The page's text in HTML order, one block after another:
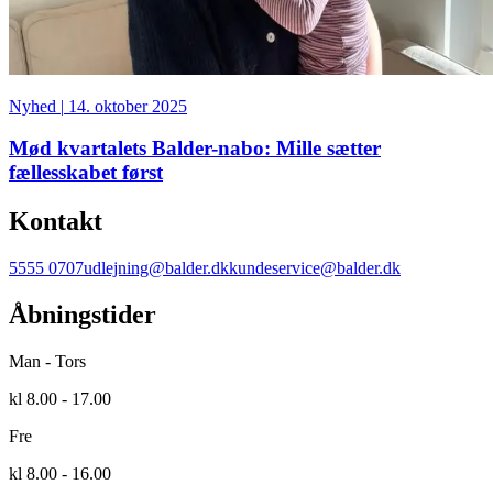
Nyhed | 14. oktober 2025
Mød kvartalets Balder-nabo: Mille sætter
fællesskabet først
Kontakt
5555 0707udlejning@balder.dkkundeservice@balder.dk
Åbningstider
Man - Tors
kl 8.00 - 17.00
Fre
kl 8.00 - 16.00